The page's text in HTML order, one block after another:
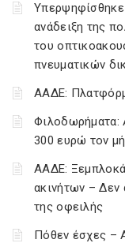
Υπερψηφίσθηκε
ανάδειξη της
του
πνευματικών
ΑΑΔΕ:
Φιλοδωρήματα:
300 ευρώ τον
ΑΑΔΕ:
ακινήτων – Δεν
της οφειλής
Πόθεν έσχες –